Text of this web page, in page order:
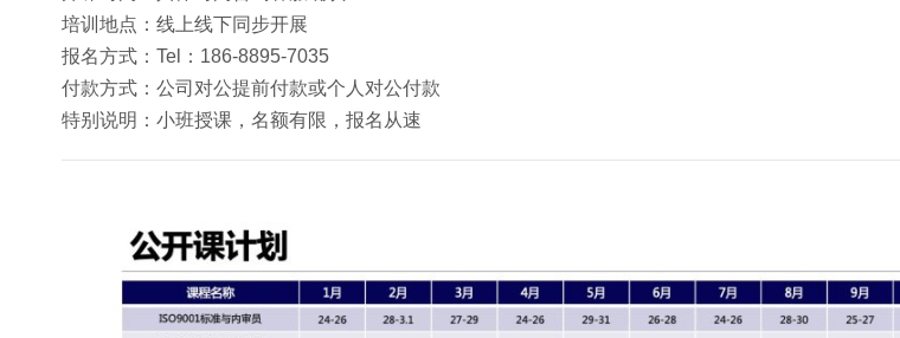
培训地点：线上线下同步开展
报名方式：Tel：186-8895-7035
付款方式：公司对公提前付款或个人对公付款
特别说明：小班授课，名额有限，报名从速